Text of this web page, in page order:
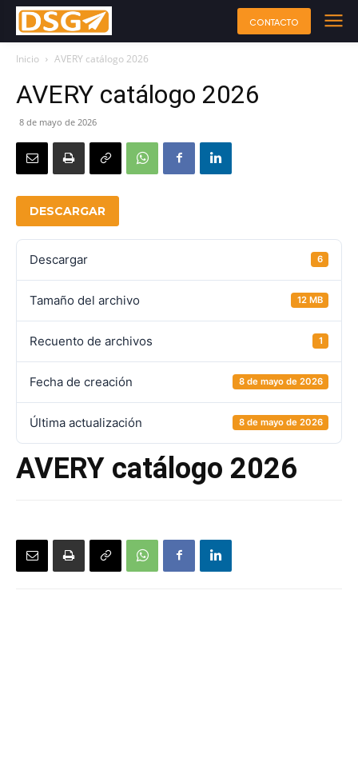
CONTACTO
Inicio AVERY catálogo 2026
AVERY catálogo 2026
8 de mayo de 2026
DESCARGAR
Descargar 6
Tamaño del archivo 12 MB
Recuento de archivos 1
Fecha de creación 8 de mayo de 2026
Última actualización 8 de mayo de 2026
AVERY catálogo 2026